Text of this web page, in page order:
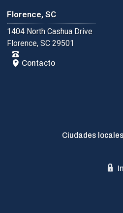
Florence, SC
1404 North Cashua Drive
Florence, SC 29501
Contacto
Ciudades locales